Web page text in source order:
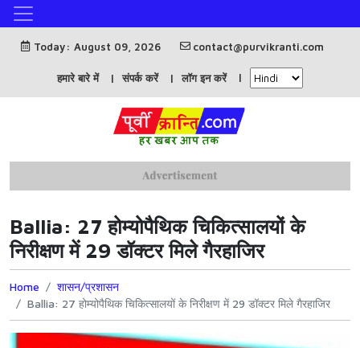
Today: August 09, 2026 contact@purvikranti.com
हमारे बारे में संपर्क करें लॉग इन करें
Ballia: 27 होम्योपैथिक चिकित्सालयों के
निरीक्षण में 29 डॉक्टर मिले गैरहाजिर
Home
शासन/प्रशासन
Ballia: 27 होम्योपैथिक चिकित्सालयों के निरीक्षण में 29 डॉक्टर मिले गैरहाजिर